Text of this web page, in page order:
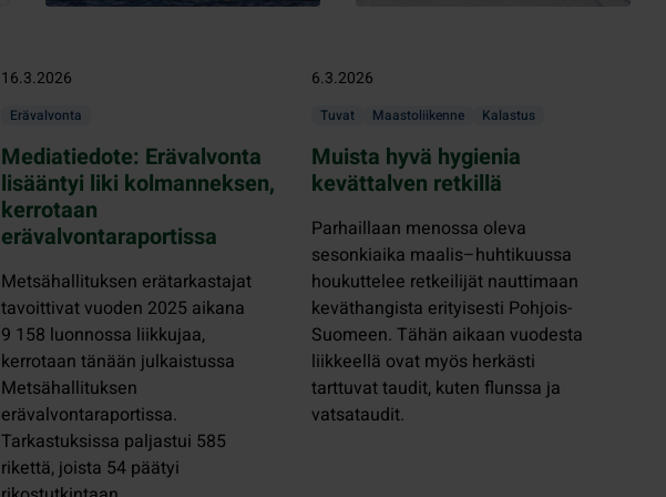
16.3.2026
Erävalvonta
Mediatiedote: Erävalvonta
lisääntyi liki kolmanneksen,
kerrotaan
erävalvontaraportissa
Metsähallituksen erätarkastajat
tavoittivat vuoden 2025 aikana
9 158 luonnossa liikkujaa,
kerrotaan tänään julkaistussa
Metsähallituksen
erävalvontaraportissa.
Tarkastuksissa paljastui 585
rikettä, joista 54 päätyi
6.3.2026
Tuvat Maastoliikenne Kalastus
Muista hyvä hygienia
kevättalven retkillä
Parhaillaan menossa oleva
sesonkiaika maalis–huhtikuussa
houkuttelee retkeilijät nauttimaan
keväthangista erityisesti Pohjois-
Suomeen. Tähän aikaan vuodesta
liikkeellä ovat myös herkästi
tarttuvat taudit, kuten flunssa ja
vatsataudit.